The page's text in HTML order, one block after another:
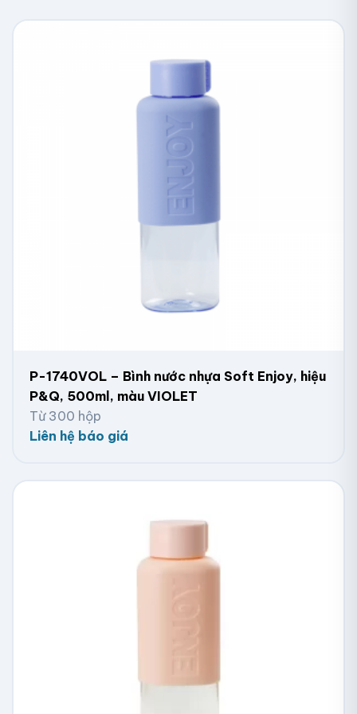
P-1740VOL – Bình nước nhựa Soft Enjoy, hiệu
P&Q, 500ml, màu VIOLET
Từ 300 hộp
Liên hệ báo giá